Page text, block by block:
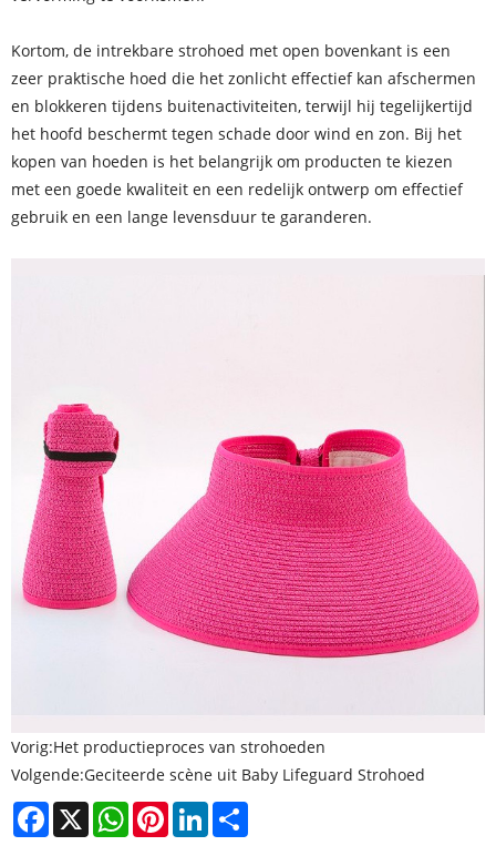
Kortom, de intrekbare strohoed met open bovenkant is een
zeer praktische hoed die het zonlicht effectief kan afschermen
en blokkeren tijdens buitenactiviteiten, terwijl hij tegelijkertijd
het hoofd beschermt tegen schade door wind en zon. Bij het
kopen van hoeden is het belangrijk om producten te kiezen
met een goede kwaliteit en een redelijk ontwerp om effectief
gebruik en een lange levensduur te garanderen.
Vorig:Het productieproces van strohoeden
Volgende:Geciteerde scène uit Baby Lifeguard Strohoed
Facebook
X WhatsAppPinterestLinkedIn